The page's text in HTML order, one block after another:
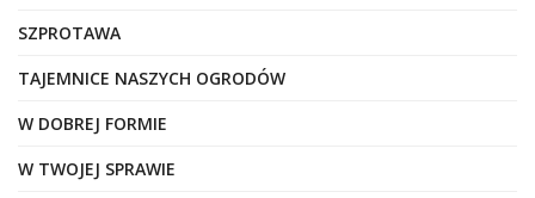
SZPROTAWA
TAJEMNICE NASZYCH OGRODÓW
W DOBREJ FORMIE
W TWOJEJ SPRAWIE